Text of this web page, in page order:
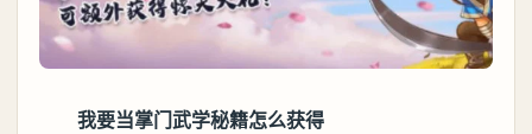
我要当掌门武学秘籍怎么获得